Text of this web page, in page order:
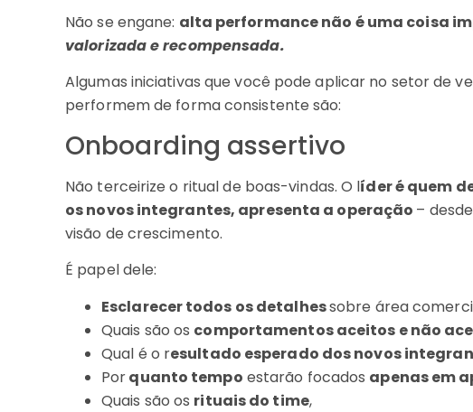
Não se engane: alta performance não é uma coisa
valorizada e recompensada.
Algumas iniciativas que você pode aplicar no setor de
performem de forma consistente são:
Onboarding assertivo
Não terceirize o ritual de boas-vindas. O líder é quem
os novos integrantes, apresenta a operação –
visão de crescimento.
É papel dele:
Esclarecer todos os detalhessobre área
Quais são os comportamentos aceitos e não
Qual é o resultado esperado dos novos
Porquanto tempo estarão focados apenas em
Quais são os rituais do time,